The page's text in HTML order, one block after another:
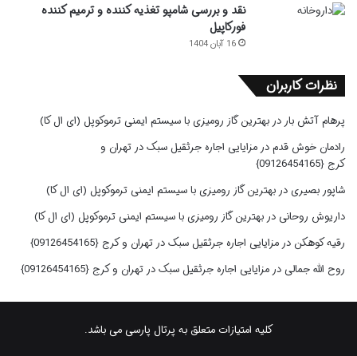
نقد و بررسی شامپو تغذیه کننده و ترمیم کننده
فورکاپیل
16 آبان 1404
نظرات کاربران
پرهام آتش بار در بهترین گاز رومیزی با سیستم ایمنی ترموکوپل (ای ال کا)
رادمان خوش قدمدر مزایایی اجاره جرثقیل سبک در تهران و
کرج {09126454165}
شاپور بصیریدر بهترین گاز رومیزی با سیستم ایمنی ترموکوپل (ای ال کا)
داریوش روحانی در بهترین گاز رومیزی با سیستم ایمنی ترموکوپل (ای ال کا)
رقیه کوهکن در مزایایی اجاره جرثقیل سبک در تهران و کرج {09126454165}
روح الله جمالی در مزایایی اجاره جرثقیل سبک در تهران و کرج {09126454165}
کلیه امتیازات متعلق به پرتال پارسی می باشد.